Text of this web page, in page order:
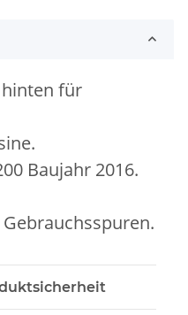
für
Baujahr 2016.